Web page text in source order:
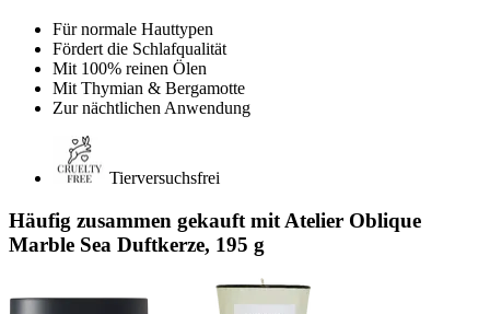
Für normale Hauttypen
Fördert die Schlafqualität
Mit 100% reinen Ölen
Mit Thymian & Bergamotte
Zur nächtlichen Anwendung
Tierversuchsfrei
Häufig zusammen gekauft mit Atelier Oblique
Marble Sea Duftkerze, 195 g